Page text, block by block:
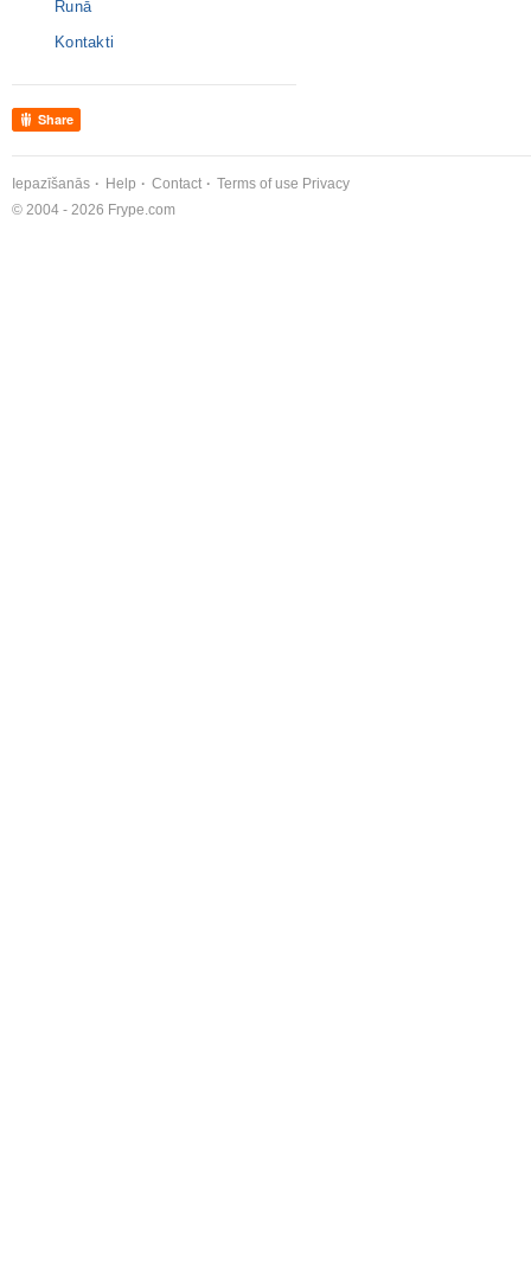
Runā
Kontakti
Share
Iepazīšanās Help Contact Terms of use Privacy
© 2004 - 2026 Frype.com